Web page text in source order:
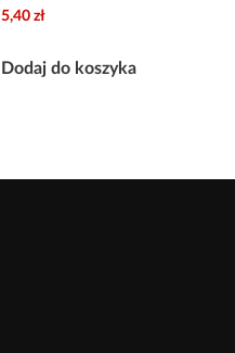
5,40 zł
Dodaj do koszyka